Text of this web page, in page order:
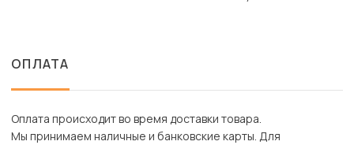
ОПЛАТА
Оплата происходит во время доставки товара.
Мы принимаем наличные и банковские карты. Для